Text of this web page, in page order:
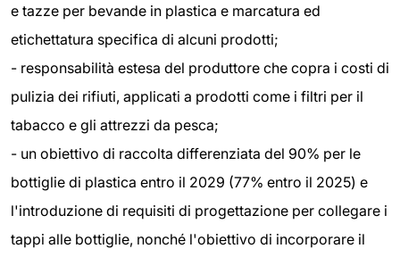
e tazze per bevande in plastica e marcatura ed
etichettatura specifica di alcuni prodotti;
- responsabilità estesa del produttore che copra i costi di
pulizia dei rifiuti, applicati a prodotti come i filtri per il
tabacco e gli attrezzi da pesca;
- un obiettivo di raccolta differenziata del 90% per le
bottiglie di plastica entro il 2029 (77% entro il 2025) e
l'introduzione di requisiti di progettazione per collegare i
tappi alle bottiglie, nonché l'obiettivo di incorporare il